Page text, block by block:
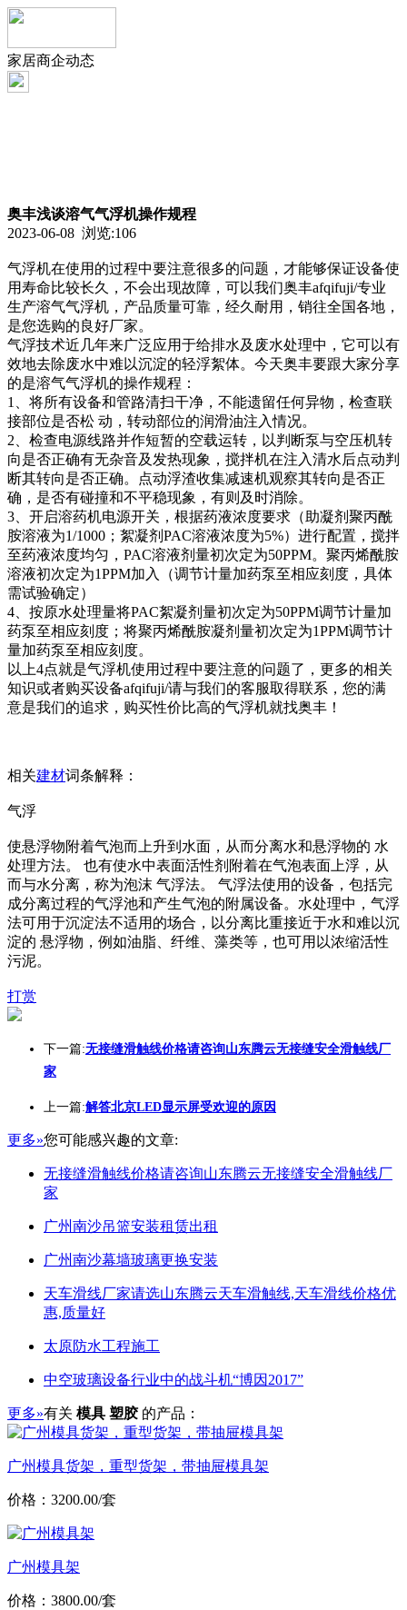
家居商企动态
奥丰浅谈溶气气浮机操作规程
2023-06-08 浏览:106
气浮机在使用的过程中要注意很多的问题，才能够保证设备使
用寿命比较长久，不会出现故障，可以我们奥丰afqifuji/专业
生产溶气气浮机，产品质量可靠，经久耐用，销往全国各地，
是您选购的良好厂家。
气浮技术近几年来广泛应用于给排水及废水处理中，它可以有
效地去除废水中难以沉淀的轻浮絮体。今天奥丰要跟大家分享
的是溶气气浮机的操作规程：
1、将所有设备和管路清扫干净，不能遗留任何异物，检查联
接部位是否松 动，转动部位的润滑油注入情况。
2、检查电源线路并作短暂的空载运转，以判断泵与空压机转
向是否正确有无杂音及发热现象，搅拌机在注入清水后点动判
断其转向是否正确。点动浮渣收集减速机观察其转向是否正
确，是否有碰撞和不平稳现象，有则及时消除。
3、开启溶药机电源开关，根据药液浓度要求（助凝剂聚丙酰
胺溶液为1/1000；絮凝剂PAC溶液浓度为5%）进行配置，搅拌
至药液浓度均匀，PAC溶液剂量初次定为50PPM。聚丙烯酰胺
溶液初次定为1PPM加入（调节计量加药泵至相应刻度，具体
需试验确定）
4、按原水处理量将PAC絮凝剂量初次定为50PPM调节计量加
药泵至相应刻度；将聚丙烯酰胺凝剂量初次定为1PPM调节计
量加药泵至相应刻度。
以上4点就是气浮机使用过程中要注意的问题了，更多的相关
知识或者购买设备afqifuji/请与我们的客服取得联系，您的满
意是我们的追求，购买性价比高的气浮机就找奥丰！
相关建材词条解释：
气浮
使悬浮物附着气泡而上升到水面，从而分离水和悬浮物的 水
处理方法。 也有使水中表面活性剂附着在气泡表面上浮，从
而与水分离，称为泡沫 气浮法。 气浮法使用的设备，包括完
成分离过程的气浮池和产生气泡的附属设备。水处理中，气浮
法可用于沉淀法不适用的场合，以分离比重接近于水和难以沉
淀的 悬浮物，例如油脂、纤维、藻类等，也可用以浓缩活性
污泥。
打赏
下一篇:无接缝滑触线价格请咨询山东腾云无接缝安全滑触线厂
家
上一篇:解答北京LED显示屏受欢迎的原因
更多»您可能感兴趣的文章:
无接缝滑触线价格请咨询山东腾云无接缝安全滑触线厂
家
广州南沙吊篮安装租赁出租
广州南沙幕墙玻璃更换安装
天车滑线厂家请选山东腾云天车滑触线,天车滑线价格优
惠,质量好
太原防水工程施工
中空玻璃设备行业中的战斗机“博因2017”
更多»有关 模具 塑胶 的产品：
广州模具货架，重型货架，带抽屉模具架
价格：3200.00/套
广州模具架
价格：3800.00/套